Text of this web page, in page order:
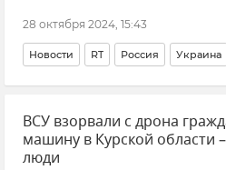
28 октября 2024, 15:43
Новости RT Россия Украина
ВСУ взорвали с дрона
машину в Курской области
люди